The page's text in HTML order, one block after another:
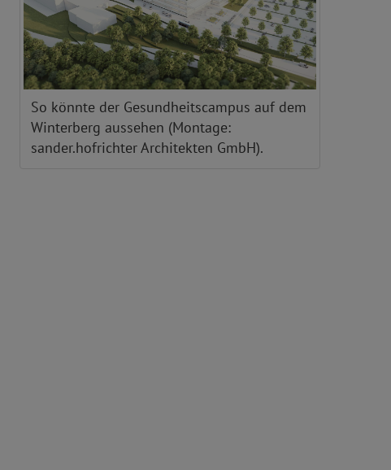
So könnte der Gesundheitscampus auf dem
Winterberg aussehen (Montage:
sander.hofrichter Architekten GmbH).